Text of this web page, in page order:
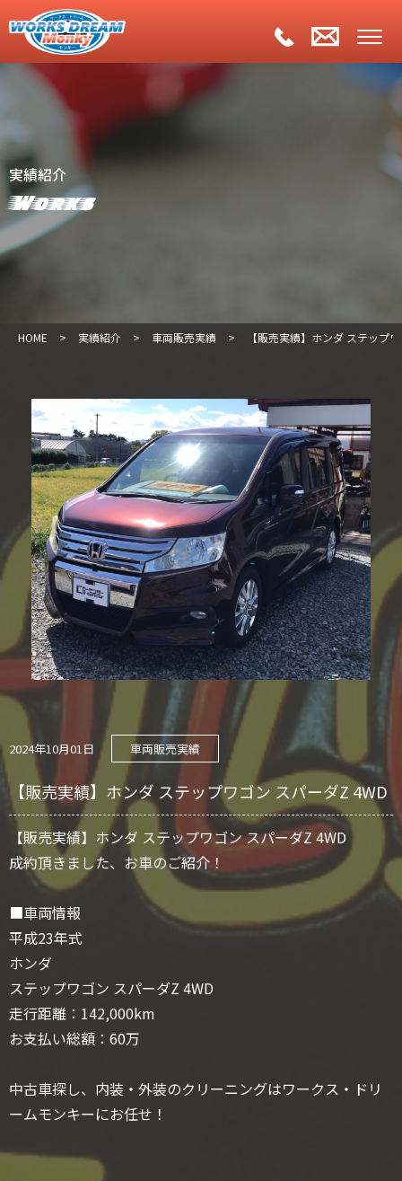
実績紹介
Works
HOME > 実績紹介 > 車両販売実績 > 【販売実績】ホンダ ステップ
2024年10月01日 車両販売実績
【販売実績】ホンダ ステップワゴン スパーダZ 4WD
【販売実績】ホンダ ステップワゴン スパーダZ 4WD
成約頂きました、お車のご紹介！
■車両情報
平成23年式
ホンダ
ステップワゴン スパーダZ 4WD
走行距離：142,000km
お支払い総額：60万
中古車探し、内装・外装のクリーニングはワークス・ドリ
ームモンキーにお任せ！